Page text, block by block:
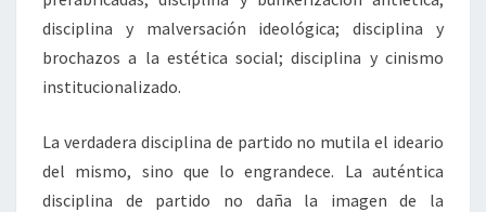
disciplina y malversación ideológica; disciplina y
brochazos a la estética social; disciplina y cinismo
institucionalizado.
La verdadera disciplina de partido no mutila el ideario
del mismo, sino que lo engrandece. La auténtica
disciplina de partido no daña la imagen de la